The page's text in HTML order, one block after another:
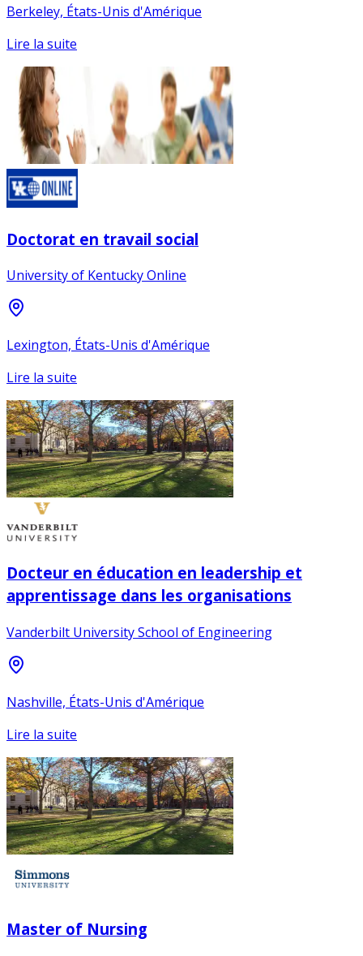
Berkeley, États-Unis d'Amérique
Lire la suite
Doctorat en travail social
University of Kentucky Online
Lexington, États-Unis d'Amérique
Lire la suite
Docteur en éducation en leadership et
apprentissage dans les organisations
Vanderbilt University School of Engineering
Nashville, États-Unis d'Amérique
Lire la suite
Master of Nursing